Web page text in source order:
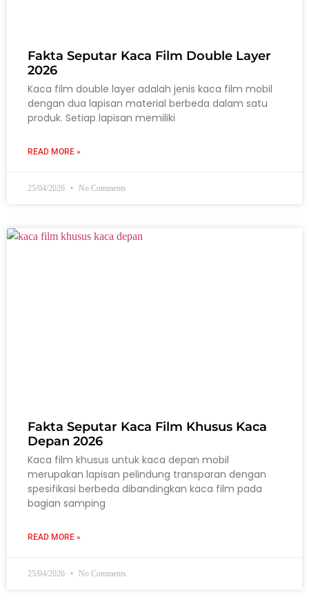
Fakta Seputar Kaca Film Double Layer
2026
Kaca film double layer adalah jenis kaca film mobil
dengan dua lapisan material berbeda dalam satu
produk. Setiap lapisan memiliki
READ MORE »
25/04/2026 No Comments
Fakta Seputar Kaca Film Khusus Kaca
Depan 2026
Kaca film khusus untuk kaca depan mobil
merupakan lapisan pelindung transparan dengan
spesifikasi berbeda dibandingkan kaca film pada
bagian samping
READ MORE »
25/04/2026 No Comments